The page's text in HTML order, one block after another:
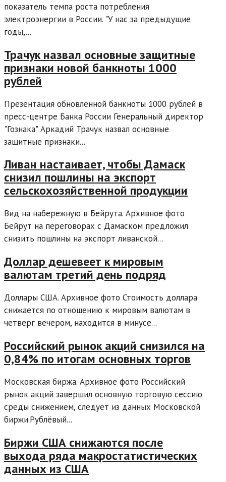
показатель темпа роста потребления
электроэнергии в России. "У нас за предыдущие
годы,...
Трачук назвал основные защитные
признаки новой банкноты 1000
рублей
Презентация обновленной банкноты 1000 рублей в
пресс-центре Банка России Генеральный директор
"Гознака" Аркадий Трачук назвал основные
защитные признаки...
Ливан настаивает, чтобы Дамаск
снизил пошлины на экспорт
сельскохозяйственной продукции
Вид на набережную в Бейрута. Архивное фото
Бейрут на переговорах с Дамаском предложил
снизить пошлины на экспорт ливанской...
Доллар дешевеет к мировым
валютам третий день подряд
Доллары США. Архивное фото Стоимость доллара
снижается по отношению к мировым валютам в
четверг вечером, находится в минусе...
Российский рынок акций снизился на
0,84% по итогам основных торгов
Московская биржа. Архивное фото Российский
рынок акций завершил основную торговую сессию
среды снижением, следует из данных Московской
биржи.Рублёвый...
Биржи США снижаются после
выхода ряда макростатистических
данных из США